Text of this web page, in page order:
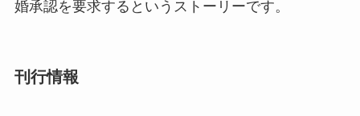
婚承認を要求するというストーリーです。
刊行情報